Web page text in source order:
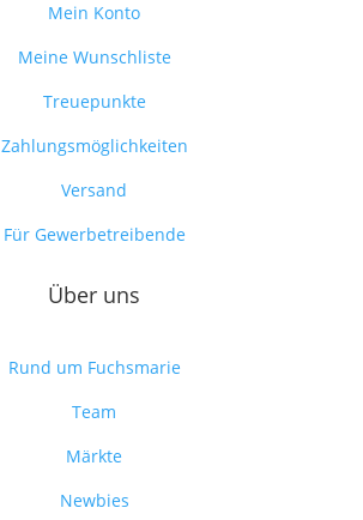
Mein Konto
Meine Wunschliste
Treuepunkte
Zahlungsmöglichkeiten
Versand
Für Gewerbetreibende
Über uns
Rund um Fuchsmarie
Team
Märkte
Newbies